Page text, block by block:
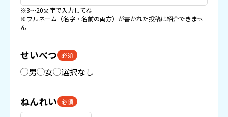
※3〜20文字で入力してね
※フルネーム（名字・名前の両方）が書かれた投稿は紹介できませ
ん
せいべつ 必須
男 女 選択なし
ねんれい 必須